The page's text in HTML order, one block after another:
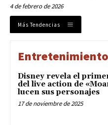
4 de febrero de 2026
Más Tendencias
Entretenimiento
Disney revela el
del live action de
lucen sus personajes
17 de noviembre de 2025